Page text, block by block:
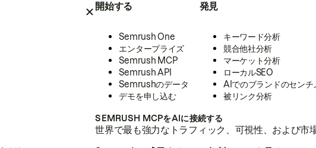
開始する
Semrush One
エンタープライズ
Semrush MCP
Semrush API
Semrushのデータ
デモを申し込む
発見
キーワード分析
競合他社分析
マーケット分析
ローカルSEO
AIでのブランドのセンチ
被リンク分析
SEMRUSH MCPをAIに接続する
世界で最も強力なトラフィック、可視性、および